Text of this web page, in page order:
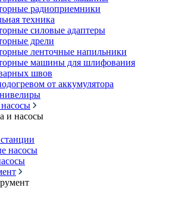
радиоприемники
техника
силовые адаптеры
дрели
ленточные напильники
машины для шлифования
швов
от аккумулятора
и насосы
насосы